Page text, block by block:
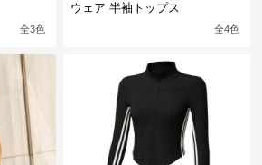
全3色
ウェア 半袖トップス
全4色